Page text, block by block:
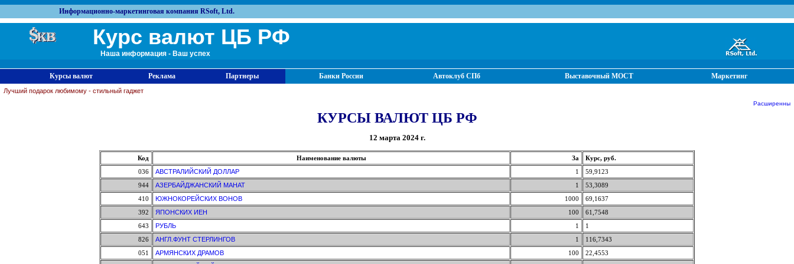
Информационно-маркетинговая компания RSoft, Ltd.
Курс валют ЦБ РФ
Наша информация - Ваш успех
Курсы валют Реклама Партнеры Банки России Автоклуб СПб Выставочный МОСТ Маркетинг
Лучший подарок любимому - стильный гаджет
Расширенные
КУРСЫ ВАЛЮТ ЦБ РФ
12 марта 2024 г.
Код Наименование валюты За
Курс, руб.
036
АВСТРАЛИЙСКИЙ ДОЛЛАР 1
59,9123
944
АЗЕРБАЙДЖАНСКИЙ МАНАТ 1
53,3089
410
ЮЖНОКОРЕЙСКИХ ВОНОВ 1000
69,1637
392
ЯПОНСКИХ ИЕН 100
61,7548
643
РУБЛЬ 1
1
826
АНГЛ.ФУНТ СТЕРЛИНГОВ 1
116,7343
051
АРМЯНСКИХ ДРАМОВ 100
22,4553